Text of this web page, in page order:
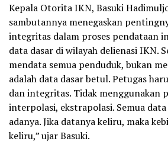
Kepala Otorita IKN, Basuki
sambutannya menegaskan
integritas dalam proses pendataan
data dasar di wilayah delienasi IKN.
mendata semua penduduk, bukan
adalah data dasar betul. Petugas
dan integritas. Tidak menggunakan
interpolasi, ekstrapolasi. Semua
adanya. Jika datanya keliru, maka
keliru,” ujar Basuki.